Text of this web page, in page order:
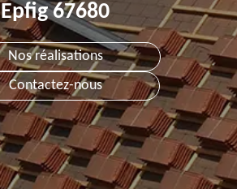
Epfig 67680
Nos réalisations
Contactez-nous